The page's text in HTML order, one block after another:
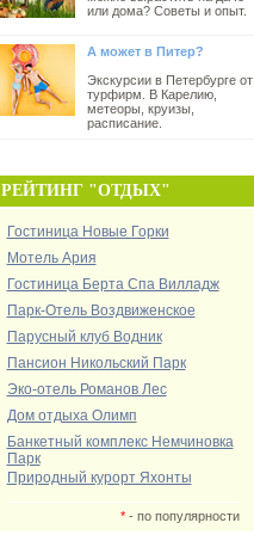
или дома? Советы и опыт.
А может в Питер?
Экскурсии в Петербурге от
турфирм. В Карелию,
метеоры, круизы,
расписание.
РЕЙТИНГ "ОТДЫХ"
Гостиница Новые Горки
Мотель Ария
Гостиница Берта Спа Вилладж
Парк-Отель Воздвиженское
Парусный клуб Водник
Пансион Никольский Парк
Эко-отель Романов Лес
Дом отдыха Олимп
Банкетный комплекс Немчиновка
Парк
Природный курорт Яхонты
*- по популярности